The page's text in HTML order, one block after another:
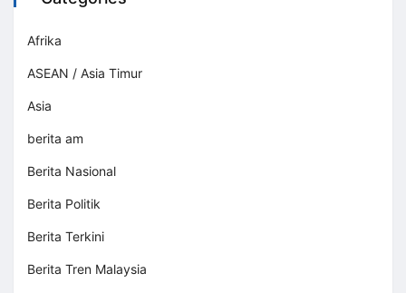
Afrika
ASEAN / Asia Timur
Asia
berita am
Berita Nasional
Berita Politik
Berita Terkini
Berita Tren Malaysia